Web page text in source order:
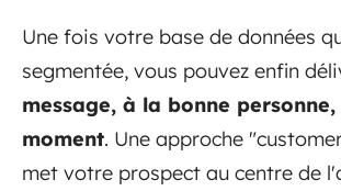
Une fois votre base de données
segmentée, vous pouvez enfin
message, à la bonne
moment. Une approche
met votre prospect au centre de